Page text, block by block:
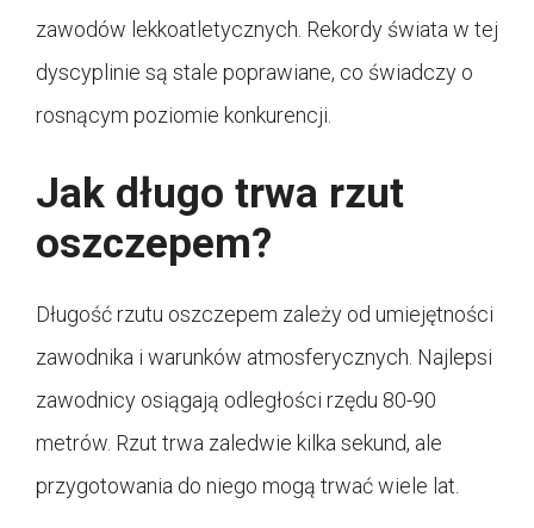
zawodów lekkoatletycznych. Rekordy świata w tej
dyscyplinie są stale poprawiane, co świadczy o
rosnącym poziomie konkurencji.
Jak długo trwa rzut
oszczepem?
Długość rzutu oszczepem zależy od umiejętności
zawodnika i warunków atmosferycznych. Najlepsi
zawodnicy osiągają odległości rzędu 80-90
metrów. Rzut trwa zaledwie kilka sekund, ale
przygotowania do niego mogą trwać wiele lat.